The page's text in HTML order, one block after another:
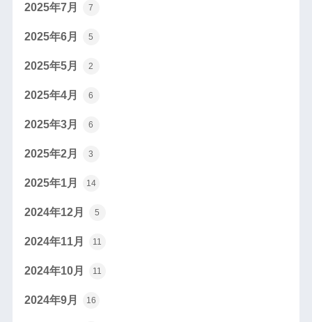
2025年7月 7
2025年6月 5
2025年5月 2
2025年4月 6
2025年3月 6
2025年2月 3
2025年1月 14
2024年12月 5
2024年11月 11
2024年10月 11
2024年9月 16